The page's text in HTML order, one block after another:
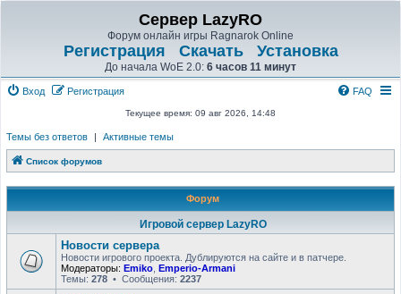
Сервер LazyRO
Форум онлайн игры Ragnarok Online
Регистрация Скачать Установка
До начала WoE 2.0: 6 часов 11 минут
Вход Регистрация FAQ
Текущее время: 09 авг 2026, 14:48
Темы без ответов | Активные темы
Список форумов
Форум
Игровой сервер LazyRO
Новости сервера
Новости игрового проекта. Дублируются на сайте и в патчере.
Модераторы: Emiko Emperio-Armani
Темы: 278 • Сообщения: 2237